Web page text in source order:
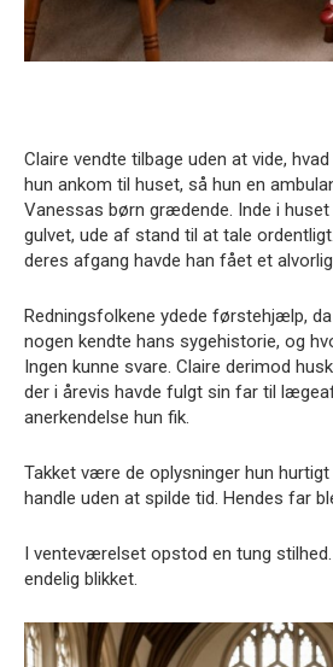
Claire vendte tilbage uden at vide,
hun ankom til huset, så hun en
Vanessas børn grædende. Inde i
gulvet, ude af stand til at tale
deres afgang havde han fået et
Redningsfolkene ydede førstehjælp,
nogen kendte hans sygehistorie, og
Ingen kunne svare. Claire derimod
der i årevis havde fulgt sin far til
anerkendelse hun fik.
Takket være de oplysninger hun
handle uden at spilde tid. Hendes far
I venteværelset opstod en tung
endelig blikket.